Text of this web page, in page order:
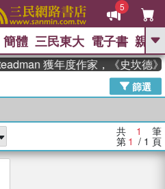
5
GO
高希均教授回憶錄
The Odyssey 、 父親節 、 如果歷
臺灣漫遊錄、 方念華 、 台灣的李
時代
數學女孩：黎曼猜想 、
的迷走神經
簡體 三民東大 電子書 親子
獲年度作家，《史坎德
篩選
共 1 筆
第 1 / 1 頁